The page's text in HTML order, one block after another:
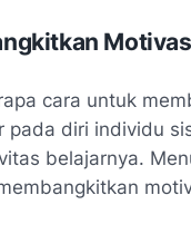
cara untuk
pada diri individu
belajarnya.